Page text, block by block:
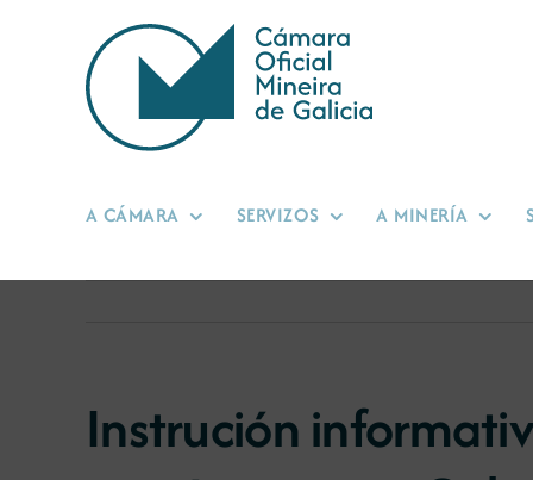
A CÁMARA SERVIZOS A MINERÍA
Instrución